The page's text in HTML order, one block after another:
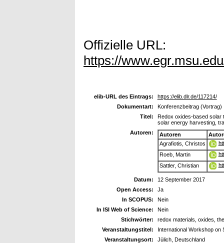
Offizielle URL:
https://
elib-URL des Eintrags:
https://elib.dlr.de/117214/
Dokumentart:
Konferenzbeitrag (Vortrag)
Titel:
Redox oxides-based solar
solar energy harvesting,
Autoren:
Autoren
Agrafiotis, Christos
Roeb, Martin
Sattler, Christian
Datum:
12 September 2017
Open Access:
Ja
In SCOPUS:
Nein
In ISI Web of Science:
Nein
Stichwörter:
redox materials, oxides,
Veranstaltungstitel:
International Workshop on
Veranstaltungsort:
Jülich, Deutschland